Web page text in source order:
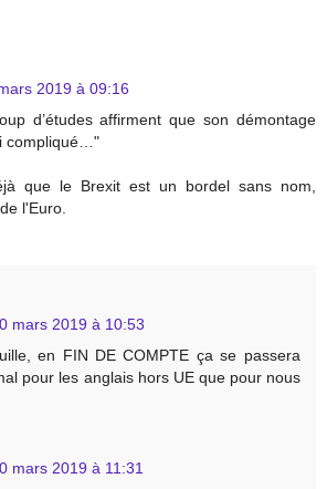
2019 à 09:16
d’études affirment que son démontage
compliqué…"
que le Brexit est un bordel sans nom,
l'Euro.
mars 2019 à 10:53
en FIN DE COMPTE ça se passera
pour les anglais hors UE que pour nous
mars 2019 à 11:31